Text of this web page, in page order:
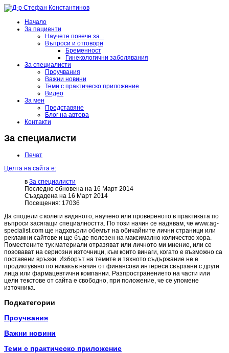
Начало
За пациенти
Научете повече за...
Въпроси и отговори
Бременност
Гинекологични заболявания
За специалисти
Проучвания
Важни новини
Теми с практическо приложение
Видео
За мен
Представяне
Блог на автора
Контакти
За специалисти
Печат
Целта на сайта е:
в За специалисти
Последно обновена на 16 Март 2014
Създадена на 16 Март 2014
Посещения: 17036
Да сподели с колеги видяното, научено или провереното в практиката по
въпроси засягащи специалността. По този начин се надявам, че www.ag-
specialist.com ще надхвърли обемът на обичайните лични страници или
рекламни сайтове и ще бъде полезен на максимално количество хора.
Поместените тук материали отразяват или личното ми мнение, или се
позовават на сериозни източници, към които винаги, когато е възможно са
поставени връзки. Изборът на темите и тяхното съдържание не е
продиктувано по никакъв начин от финансови интереси свързани с други
лица или фармацевтични компании. Разпространението на части или
цели текстове от сайта е свободно, при положение, че се упомене
източника.
Подкатегории
Проучвания
Важни новини
Теми с практическо приложение